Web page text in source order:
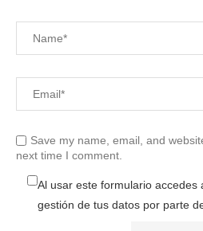
Save my name, email, and
next time I comment.
Al usar este formulario accedes
gestión de tus datos por parte